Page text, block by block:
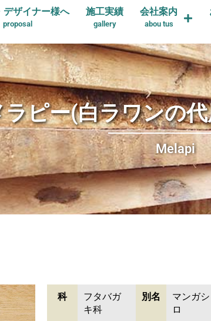
デザイナー様へ
proposal
施工実績
gallery
会社案内
abou tus
ラピー(白ラワンの
Melapi
科
フタバガ
キ科
別名
マンガシ
ロ